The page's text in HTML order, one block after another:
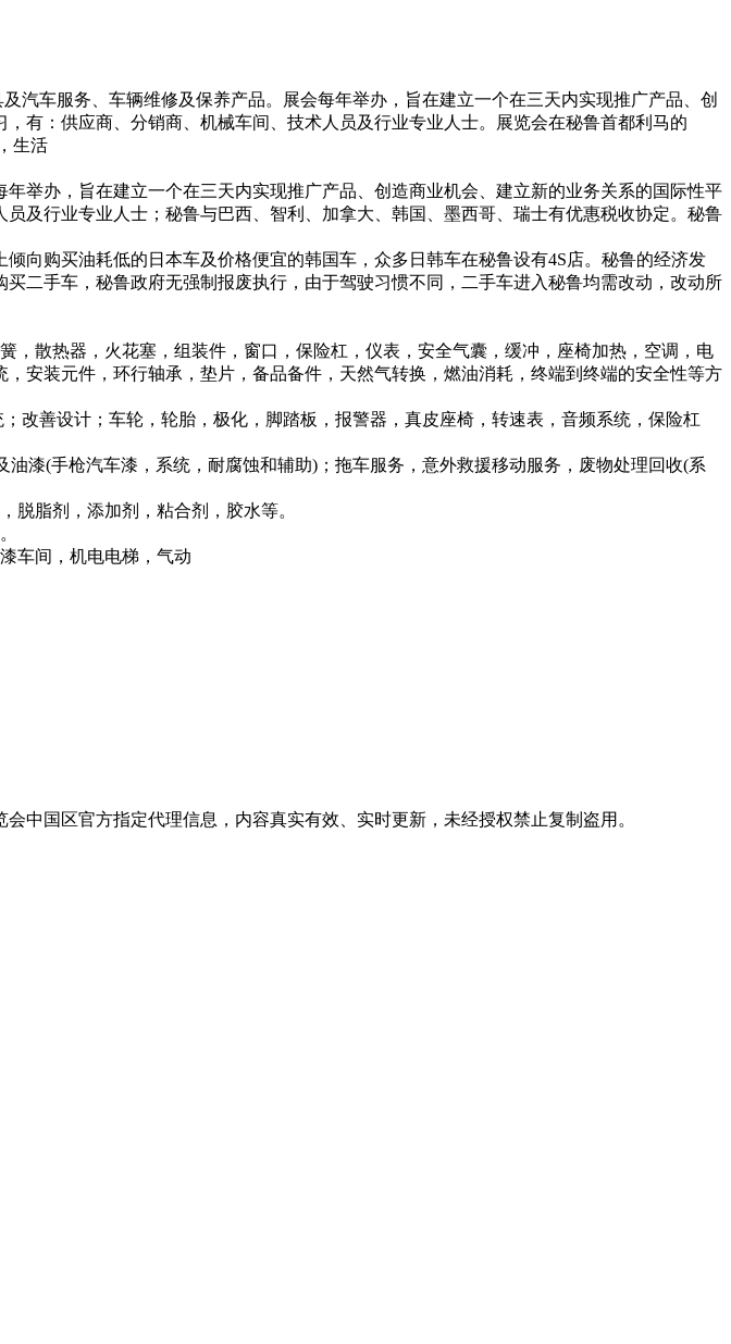
汽车服务、车辆维修及保养产品。展会每年举办，旨在建立一个在三天内实现推广产品、创
有：供应商、分销商、机械车间、技术人员及行业专业人士。展览会在秘鲁首都利马的
生活
举办，旨在建立一个在三天内实现推广产品、创造商业机会、建立新的业务关系的国际性平
及行业专业人士；秘鲁与巴西、智利、加拿大、韩国、墨西哥、瑞士有优惠税收协定。秘鲁
向购买油耗低的日本车及价格便宜的韩国车，众多日韩车在秘鲁设有4S店。秘鲁的经济发
二手车，秘鲁政府无强制报废执行，由于驾驶习惯不同，二手车进入秘鲁均需改动，改动所
散热器，火花塞，组装件，窗口，保险杠，仪表，安全气囊，缓冲，座椅加热，空调，电
安装元件，环行轴承，垫片，备品备件，天然气转换，燃油消耗，终端到终端的安全性等方
改善设计；车轮，轮胎，极化，脚踏板，报警器，真皮座椅，转速表，音频系统，保险杠
漆(手枪汽车漆，系统，耐腐蚀和辅助)；拖车服务，意外救援移动服务，废物处理回收(系
脱脂剂，添加剂，粘合剂，胶水等。
车间，机电电梯，气动
中国区官方指定代理信息，内容真实有效、实时更新，未经授权禁止复制盗用。